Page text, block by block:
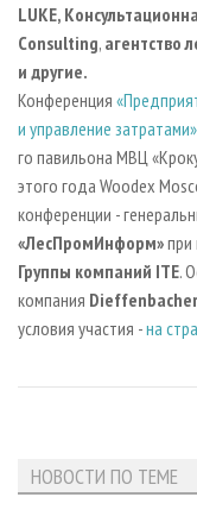
LUKE,
Consulting, агентство
и другие.
Конференция
и управление затратами»
го павильона МВЦ
этого года Woodex
конференции -
«ЛесПромИнформ»при
Группы компаний ITE.
компания Dieffenbacher
условия участия -на
НОВОСТИ ПО ТЕМЕ